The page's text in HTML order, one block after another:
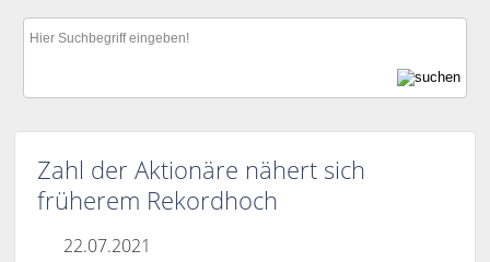
Zahl der Aktionäre nähert sich
früherem Rekordhoch
22.07.2021